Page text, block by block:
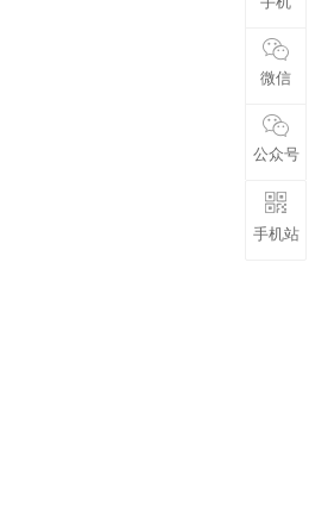
微信
公众号
手机站